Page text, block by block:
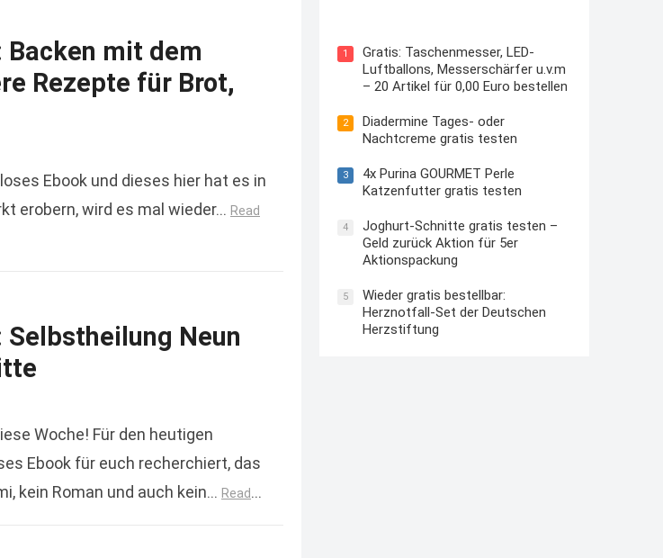
Backen mit dem
Rezepte für Brot,
Ebook und dieses hier hat es in
erobern, wird es mal wieder… Read
Selbstheilung Neun
Woche! Für den heutigen
Ebook für euch recherchiert, das
kein Roman und auch kein… Read
1
Gratis: Taschenmesser, LED-
Luftballons, Messerschärfer u.v.m
– 20 Artikel für 0,00 Euro bestellen
2
Diadermine Tages- oder
Nachtcreme gratis testen
3
4x Purina GOURMET Perle
Katzenfutter gratis testen
4
Joghurt-Schnitte gratis testen –
Geld zurück Aktion für 5er
Aktionspackung
5
Wieder gratis bestellbar:
Herznotfall-Set der Deutschen
Herzstiftung